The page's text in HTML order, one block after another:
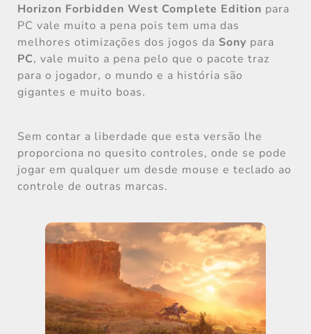
Horizon Forbidden West Complete Edition para
PC vale muito a pena pois tem uma das
melhores otimizações dos jogos da Sony para
PC, vale muito a pena pelo que o pacote traz
para o jogador, o mundo e a história são
gigantes e muito boas.
Sem contar a liberdade que esta versão lhe
proporciona no quesito controles, onde se pode
jogar em qualquer um desde mouse e teclado ao
controle de outras marcas.